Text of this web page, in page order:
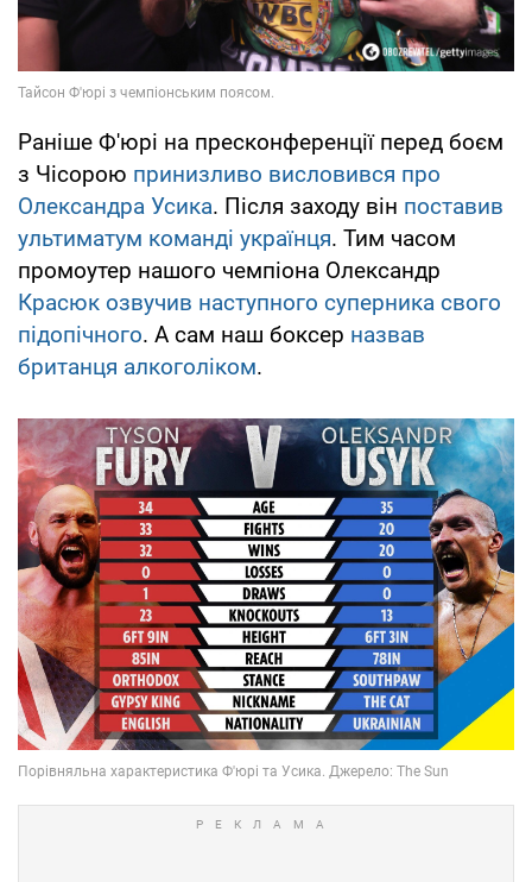
Раніше Ф'юрі на пресконференції перед боєм
з Чісорою принизливо висловився про
Олександра Усика. Після заходу він поставив
ультиматум команді українця. Тим часом
промоутер нашого чемпіона Олександр
Красюк озвучив наступного суперника свого
підопічного. А сам наш боксер назвав
британця алкоголіком.